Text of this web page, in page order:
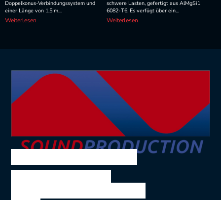
Doppelkonus-Verbindungssystem und
einer Länge von 1,5 m....
Weiterlesen
schwere Lasten, gefertigt aus AlMgSi1
6082-T6. Es verfügt über ein...
Weiterlesen
SOUND PRODUCTION